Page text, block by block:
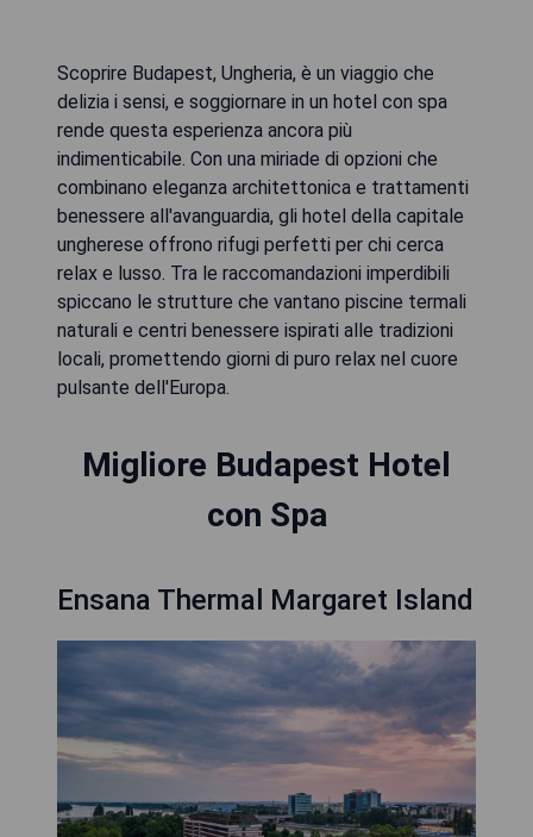
Scoprire Budapest, Ungheria, è un viaggio che
delizia i sensi, e soggiornare in un hotel con spa
rende questa esperienza ancora più
indimenticabile. Con una miriade di opzioni che
combinano eleganza architettonica e trattamenti
benessere all'avanguardia, gli hotel della capitale
ungherese offrono rifugi perfetti per chi cerca
relax e lusso. Tra le raccomandazioni imperdibili
spiccano le strutture che vantano piscine termali
naturali e centri benessere ispirati alle tradizioni
locali, promettendo giorni di puro relax nel cuore
pulsante dell'Europa.
Migliore Budapest Hotel
con Spa
Ensana Thermal Margaret Island